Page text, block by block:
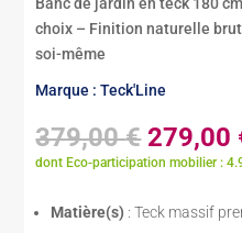
choix – Finition naturelle
soi-même
Marque : Teck'Line
379,00€Le
prix
était :
279,00
dont Eco-participation mobilier :
Matière(s) : Teck massif